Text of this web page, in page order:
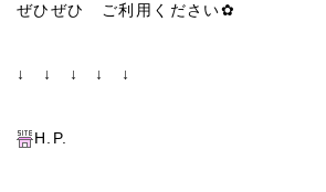
ぜひぜひ ご利用ください✿
↓ ↓ ↓ ↓ ↓
H.P.